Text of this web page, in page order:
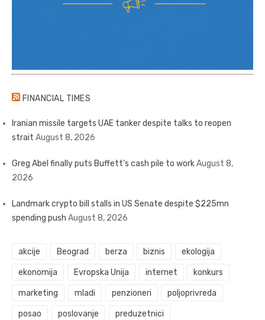
FINANCIAL TIMES
Iranian missile targets UAE tanker despite talks to reopen
strait August 8, 2026
Greg Abel finally puts Buffett’s cash pile to workAugust 8,
2026
Landmark crypto bill stalls in US Senate despite $225mn
spending push August 8, 2026
akcije Beograd berza biznis ekologija
ekonomija Evropska Unija internet konkurs
marketing mladi penzioneri poljoprivreda
posao poslovanje preduzetnici